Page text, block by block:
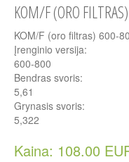
KOM/F (ORO
KOM/F (oro filtras) 600-
Įrenginio versija:
600-800
Bendras svoris:
5,61
Grynasis svoris:
5,322
Kaina: 108.00